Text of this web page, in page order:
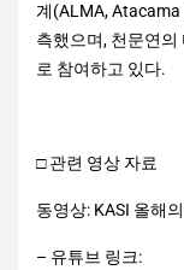
계(ALMA,
측했으며, 천문연
로 참여하고 있다.
□ 관련 영상 자료
동영상: KASI 올해
– 유튜브 링크: